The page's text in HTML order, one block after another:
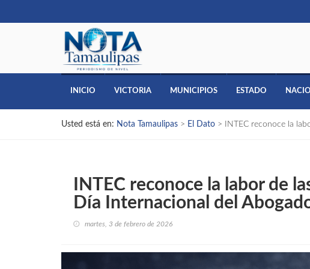
INICIO VICTORIA MUNICIPIOS ESTADO
Usted está en: Nota Tamaulipas > El Dato > INTEC reconoce la
INTEC reconoce la labor de
Día Internacional del
martes, 3 de febrero de 2026